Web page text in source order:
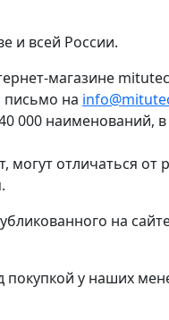
и всей России.
магазине
письмо на
000 наименований,
могут отличаться
на
покупкой у наших